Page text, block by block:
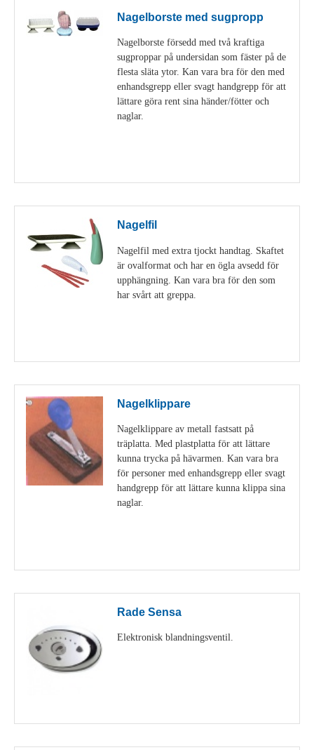
Nagelborste med sugpropp
Nagelborste försedd med två kraftiga
sugproppar på undersidan som fäster på de
flesta släta ytor. Kan vara bra för den med
enhandsgrepp eller svagt handgrepp för att
lättare göra rent sina händer/fötter och
naglar.
Nagelfil
Nagelfil med extra tjockt handtag. Skaftet
är ovalformat och har en ögla avsedd för
upphängning. Kan vara bra för den som
har svårt att greppa.
Nagelklippare
Nagelklippare av metall fastsatt på
träplatta. Med plastplatta för att lättare
kunna trycka på hävarmen. Kan vara bra
för personer med enhandsgrepp eller svagt
handgrepp för att lättare kunna klippa sina
naglar.
Rade Sensa
Elektronisk blandningsventil.